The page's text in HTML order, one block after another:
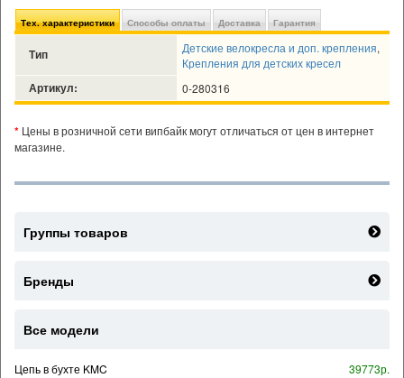
Тех. характеристики Способы оплаты Доставка Гарантия
Тип Детские велокресла и доп. крепления,
Крепления для детских кресел
Артикул: 0-280316
* Цены в розничной сети випбайк могут отличаться от цен в интернет
магазине.
Группы товаров
Бренды
Все модели
Цепь в бухте KMC
39773р.